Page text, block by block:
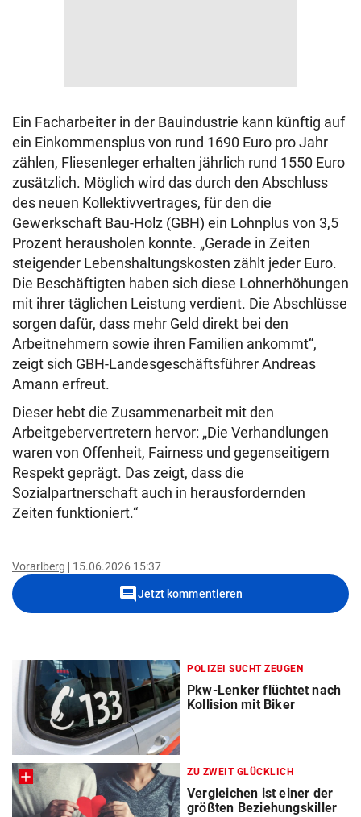
Ein Facharbeiter in der Bauindustrie kann künftig auf
ein Einkommensplus von rund 1690 Euro pro Jahr
zählen, Fliesenleger erhalten jährlich rund 1550 Euro
zusätzlich. Möglich wird das durch den Abschluss
des neuen Kollektivvertrages, für den die
Gewerkschaft Bau-Holz (GBH) ein Lohnplus von 3,5
Prozent herausholen konnte. „Gerade in Zeiten
steigender Lebenshaltungskosten zählt jeder Euro.
Die Beschäftigten haben sich diese Lohnerhöhungen
mit ihrer täglichen Leistung verdient. Die Abschlüsse
sorgen dafür, dass mehr Geld direkt bei den
Arbeitnehmern sowie ihren Familien ankommt“,
zeigt sich GBH-Landesgeschäftsführer Andreas
Amann erfreut.
Dieser hebt die Zusammenarbeit mit den
Arbeitgebervertretern hervor: „Die Verhandlungen
waren von Offenheit, Fairness und gegenseitigem
Respekt geprägt. Das zeigt, dass die
Sozialpartnerschaft auch in herausfordernden
Zeiten funktioniert.“
Vorarlberg 15.06.2026 15:37
commentJetzt kommentieren
POLIZEI SUCHT ZEUGEN
Pkw-Lenker flüchtet nach
Kollision mit Biker
ZU ZWEIT GLÜCKLICH
Vergleichen ist einer der
größten Beziehungskiller